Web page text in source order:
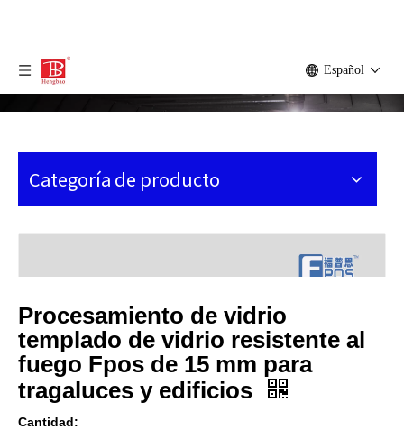
Español
Categoría de producto
Procesamiento de vidrio
templado de vidrio resistente al
fuego Fpos de 15 mm para
tragaluces y edificios
Cantidad: